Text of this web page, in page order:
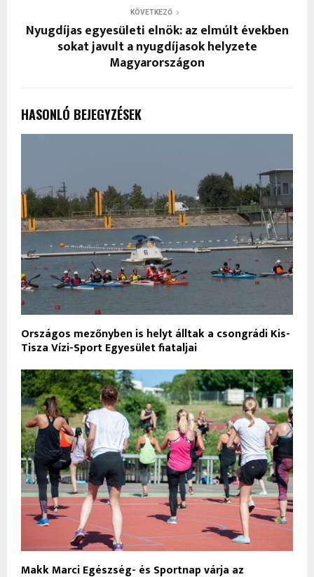
KÖVETKEZŐ
Nyugdíjas egyesületi elnök: az elmúlt években
sokat javult a nyugdíjasok helyzete
Magyarországon
HASONLÓ BEJEGYZÉSEK
Országos mezőnyben is helyt álltak a csongrádi Kis-
Tisza Vízi-Sport Egyesület fiataljai
Makk Marci Egészség- és Sportnap várja az